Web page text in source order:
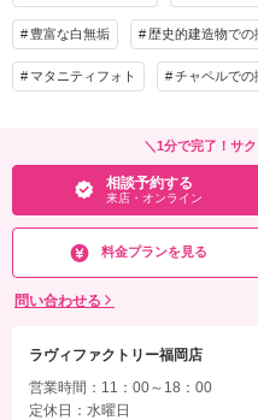
豊富な白無垢 歴史的建造物での
マタニティフォト チャペルでの
＼1分で完了！サ
相談予約する
来店・オンライン
料金プランを見る
問い合わせる
ラヴィファクトリー福岡店
営業時間：11：00～18：00
定休日：水曜日